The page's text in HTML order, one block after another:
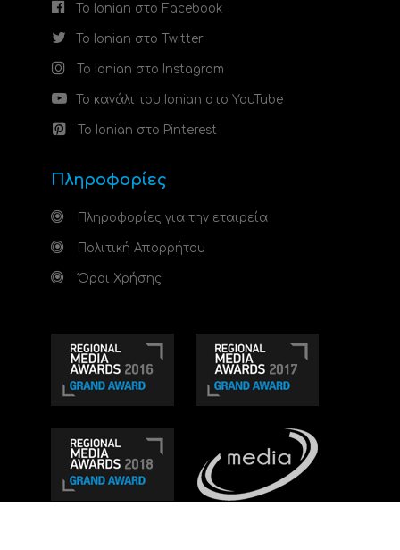
Το Ionian στο Facebook
Το Ionian στο Twitter
Το Ionian στο Instagram
Το κανάλι του Ionian στο YouTube
Το Ionian στο Pinterest
Πληροφορίες
Πληροφορίες για την εταιρεία
Πολιτική Απορρήτου
Όροι Χρήσης